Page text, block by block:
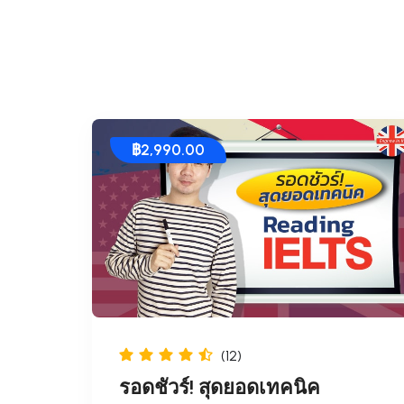
฿2,990.00
(12)
รอดชัวร์! สุดยอดเทคนิค